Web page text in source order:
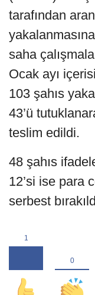
tarafından
saha
Ocak ayı
103 şahıs
43’ü
teslim edildi.
48 şahıs
12’si ise para
serbest